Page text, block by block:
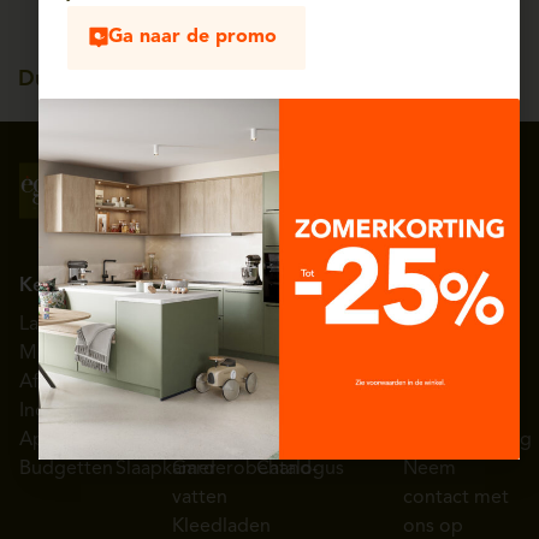
Duitse kwaliteit, tot 25
jaar garantie
Volg ons op
sociale media
Schrijf je in voor onze
nieuwsbrief
Keuken
Landelijke
Modern
Afwerkingen
Indeling
Apparatuur
Budgetten
Interieur
Woonkamer
Inkomhal
Eetkamer
Slaapkamer
Kleedkamer
Armaturen
Schoenenrek
Uitschuifbare
kledingkast
Garderobehand-
vatten
Kleedladen
Nuttige links
Showrooms
Toonzaalmodellen
Getuigenissen
Catalogus
Eggo België
Over èggo
Diensten
ondersteuning
Neem
contact met
ons op
Ga naar de promo